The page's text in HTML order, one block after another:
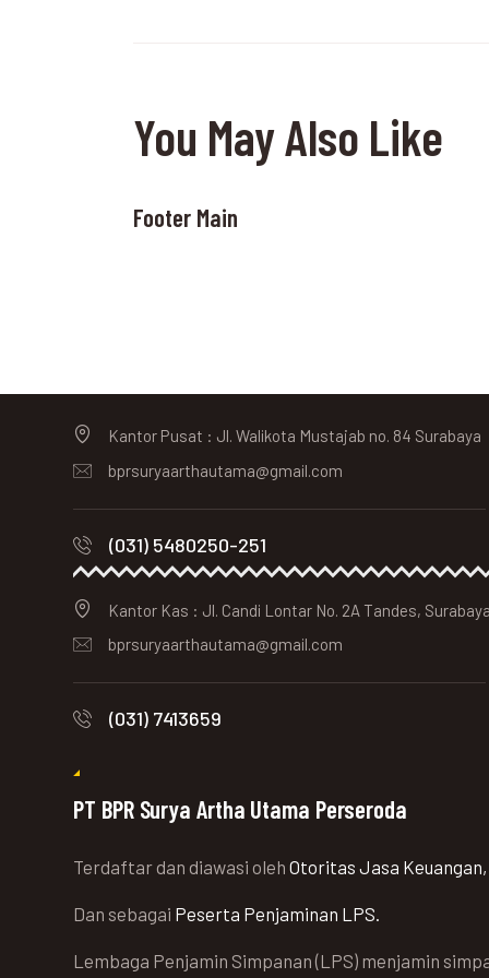
You May Also Like
Footer Main
Kantor Pusat : Jl. Walikota Mustajab no. 84 Surabaya
bprsuryaarthautama@gmail.com
(031) 5480250-251
Kantor Kas : Jl. Candi Lontar No. 2A Tandes, Surabaya
bprsuryaarthautama@gmail.com
(031) 7413659
PT BPR Surya Artha Utama Perseroda
Terdaftar dan diawasi olehOtoritas Jasa Keuangan,
Dan sebagai Peserta Penjaminan LPS.
Lembaga Penjamin Simpanan (LPS) menjamin